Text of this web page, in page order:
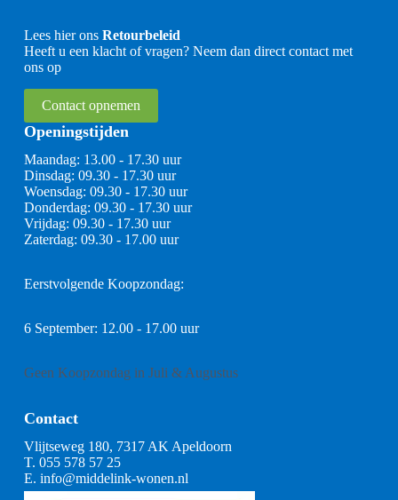
Lees hier ons Retourbeleid
Heeft u een klacht of vragen? Neem dan direct contact met
ons op
Contact opnemen
Openingstijden
Maandag: 13.00 - 17.30 uur
Dinsdag: 09.30 - 17.30 uur
Woensdag: 09.30 - 17.30 uur
Donderdag: 09.30 - 17.30 uur
Vrijdag: 09.30 - 17.30 uur
Zaterdag: 09.30 - 17.00 uur
Eerstvolgende Koopzondag:
6 September: 12.00 - 17.00 uur
Geen Koopzondag in Juli & Augustus
Contact
Vlijtseweg 180, 7317 AK Apeldoorn
T. 055 578 57 25
E. info@middelink-wonen.nl